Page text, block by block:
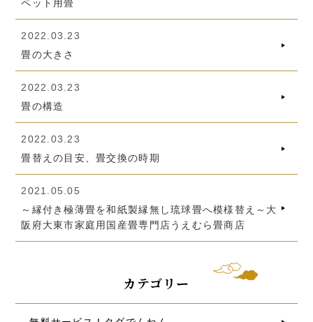
ペット用畳
2022.03.23
畳の大きさ
2022.03.23
畳の構造
2022.03.23
畳替えの目安、畳交換の時期
2021.05.05
～縁付き極薄畳を和紙製縁無し琉球畳へ模様替え～大
阪府大東市家庭用国産畳専門店うえむら畳商店
カテゴリー